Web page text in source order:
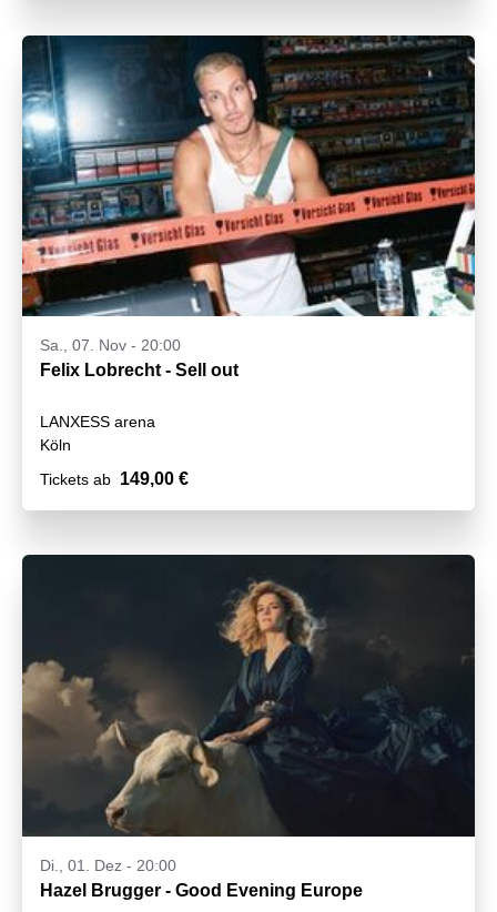
Sa., 07. Nov - 20:00
Felix Lobrecht - Sell out
LANXESS arena
Köln
Tickets ab 149,00 €
Di., 01. Dez - 20:00
Hazel Brugger - Good Evening Europe